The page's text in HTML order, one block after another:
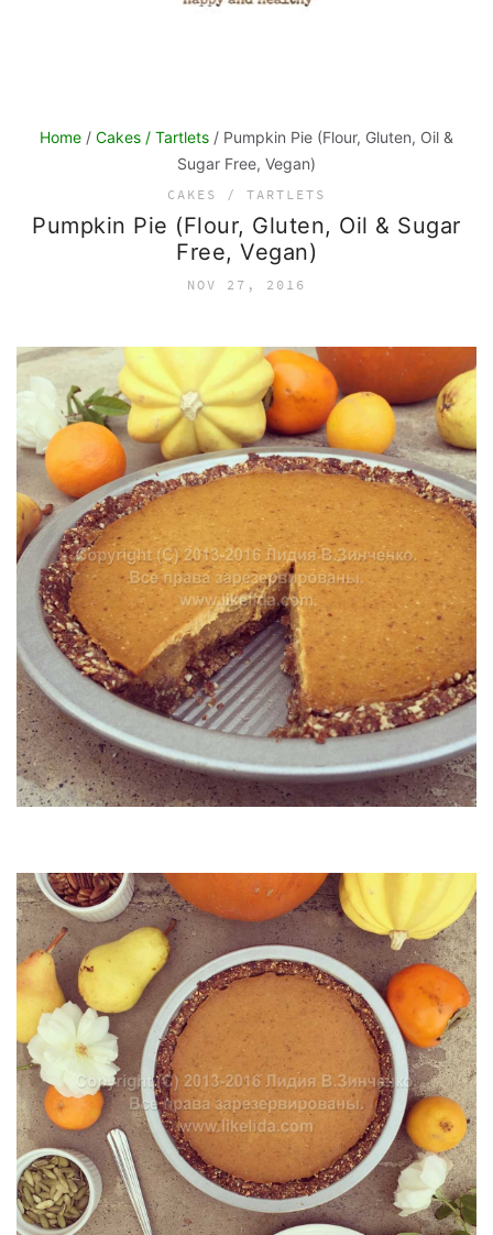
Home / Cakes / Tartlets / Pumpkin Pie (Flour, Gluten, Oil &
Sugar Free, Vegan)
CAKES / TARTLETS
Pumpkin Pie (Flour, Gluten, Oil & Sugar
Free, Vegan)
NOV 27, 2016